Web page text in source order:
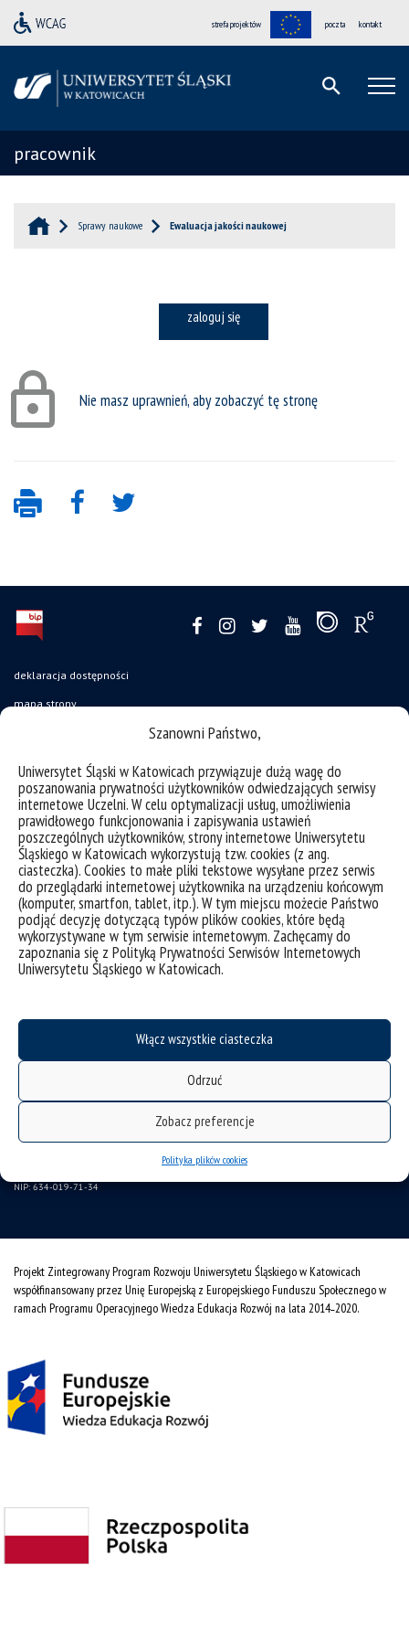
Szanowni Państwo,
Uniwersytet Śląski w Katowicach przywiązuje dużą wagę do
poszanowania prywatności użytkowników odwiedzających serwisy
internetowe Uczelni. W celu optymalizacji usług, umożliwienia
prawidłowego funkcjonowania i zapisywania ustawień
poszczególnych użytkowników, strony internetowe Uniwersytetu
Śląskiego w Katowicach wykorzystują tzw. cookies (z ang.
ciasteczka). Cookies to małe pliki tekstowe wysyłane przez serwis
do przeglądarki internetowej użytkownika na urządzeniu końcowym
(komputer, smartfon, tablet, itp.). W tym miejscu możecie Państwo
podjąć decyzję dotyczącą typów plików cookies, które będą
wykorzystywane w tym serwisie internetowym. Zachęcamy do
zapoznania się z Polityką Prywatności Serwisów Internetowych
Uniwersytetu Śląskiego w Katowicach.
Włącz wszystkie ciasteczka
Odrzuć
Zobacz preferencje
Polityka plików cookies
strefa projektów poczta kontakt
pracownik
Sprawy naukowe Ewaluacja jakości naukowej
Nie masz uprawnień, aby zobaczyć tę stronę
zaloguj się
deklaracja dostępności
mapa strony
struktura uczelni
zgłaszanie naruszeń
instrukcja logowania do intranetu
ubezpieczenie pracowników
program emerytalny
wirtualny UŚ
LEX Baza Dokumentów UŚ
SAP
Komisja Etyki ds. badań naukowych
ul. Bankowa 12, 40-007 Katowice
NIP: 634-019-71-34
Projekt Zintegrowany Program Rozwoju Uniwersytetu Śląskiego w Katowicach
współfinansowany przez Unię Europejską z Europejskiego Funduszu Społecznego w
ramach Programu Operacyjnego Wiedza Edukacja Rozwój na lata 2014˗2020.